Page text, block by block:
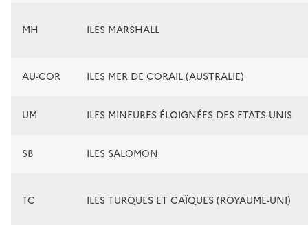
MH ILES MARSHALL
AU-COR ILES MER DE CORAIL (AUSTRALIE)
UM ILES MINEURES ÉLOIGNÉES DES ETATS-UNIS
SB ILES SALOMON
TC ILES TURQUES ET CAÏQUES (ROYAUME-UNI)